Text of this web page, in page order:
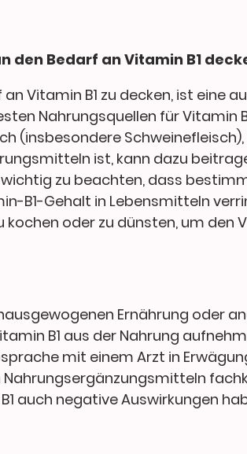
den Bedarf an Vitamin B1
Vitamin B1 zu decken, ist eine
Nahrungsquellen für Vitamin
(insbesondere
ist, kann dazu
wichtig zu beachten, dass
B1-Gehalt in Lebensmitteln
oder zu dünsten, um den
Ernährung oder
B1 aus der Nahrung
mit einem Arzt in
auch negative Auswirkungen